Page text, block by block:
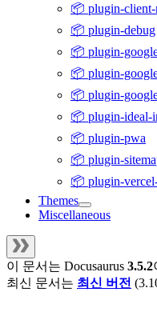
📦 plugin-client-
📦 plugin-debug
📦 plugin-
📦 plugin-
📦 plugin-
📦 plugin-ideal-
📦 plugin-pwa
📦 plugin-
📦 plugin-
Themes
Miscellaneous
이 문서는 Docusaurus 3.5.2
최신 문서는 최신 버전 (